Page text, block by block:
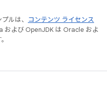
ルは、
コンテンツ ライセンス
および OpenJDK は Oracle およ